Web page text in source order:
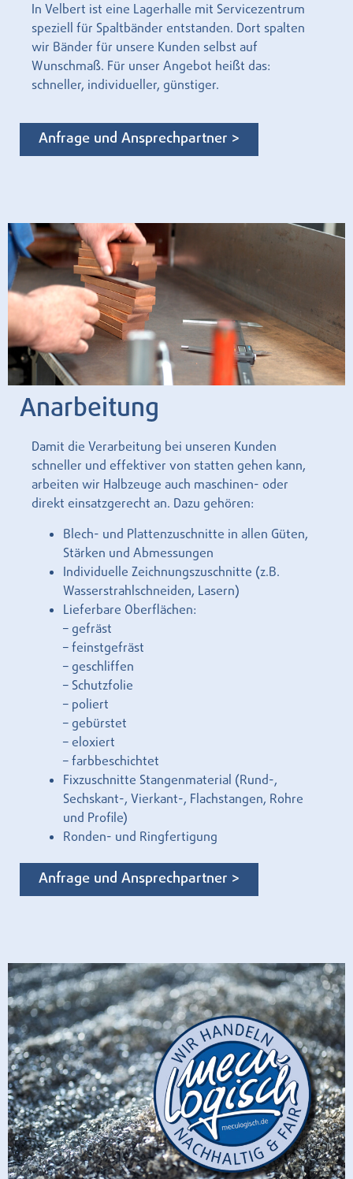
In Velbert ist eine Lagerhalle mit Servicezentrum
speziell für Spaltbänder entstanden. Dort spalten
wir Bänder für unsere Kunden selbst auf
Wunschmaß. Für unser Angebot heißt das:
schneller, individueller, günstiger.
Anfrage und Ansprechpartner >
Anarbeitung
Damit die Verarbeitung bei unseren Kunden
schneller und effektiver von statten gehen kann,
arbeiten wir Halbzeuge auch maschinen- oder
direkt einsatzgerecht an. Dazu gehören:
Blech- und Plattenzuschnitte in allen Güten,
Stärken und Abmessungen
Individuelle Zeichnungszuschnitte (z.B.
Wasserstrahlschneiden, Lasern)
Lieferbare Oberflächen:
– gefräst
– feinstgefräst
– geschliffen
– Schutzfolie
– poliert
– gebürstet
– eloxiert
– farbbeschichtet
Fixzuschnitte Stangenmaterial (Rund-,
Sechskant-, Vierkant-, Flachstangen, Rohre
und Profile)
Ronden- und Ringfertigung
Anfrage und Ansprechpartner >